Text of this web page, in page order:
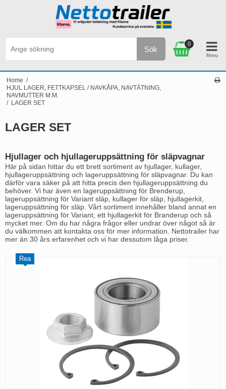
Sök
0
Home /
HJUL LAGER, FETTKAPSEL / NAVKÅPA, NAVTÄTNING,
NAVMUTTER M.M.
/ LAGER SET
LAGER SET
Hjullager och hjullageruppsättning för släpvagnar
Här på sidan hittar du ett brett sortiment av hjullager, kullager,
hjullageruppsättning och lageruppsättning för släpvagnar. Du kan
därför vara säker på att hitta precis den hjullageruppsättning du
behöver. Vi har även en lageruppsättning för Brenderup,
lageruppsättning för Variant släp, kullager för släp, hjullagerkit,
lageruppsättning för släp. Vårt sortiment innehåller bland annat en
lageruppsättning för Variant, ett hjullagerkit för Branderup och så
mycket mer. Om du har några frågor eller undrar över något så är
du välkommen att kontakta oss för mer information. Nettotrailer har
mer än 30 års erfarenhet och vi har dessutom låga priser.
Rea